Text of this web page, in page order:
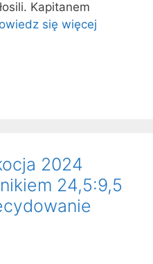
Kapitanem
się więcej
2024
24,5:9,5